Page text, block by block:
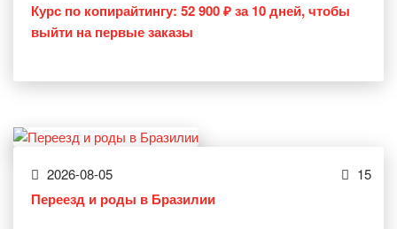
Курс по копирайтингу: 52 900 ₽ за 10 дней, чтобы
выйти на первые заказы
2026-08-05 15
Переезд и роды в Бразилии